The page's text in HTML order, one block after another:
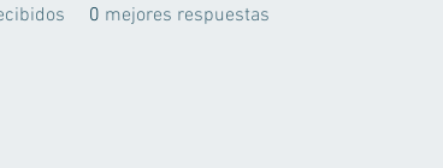
0 mejores respuestas